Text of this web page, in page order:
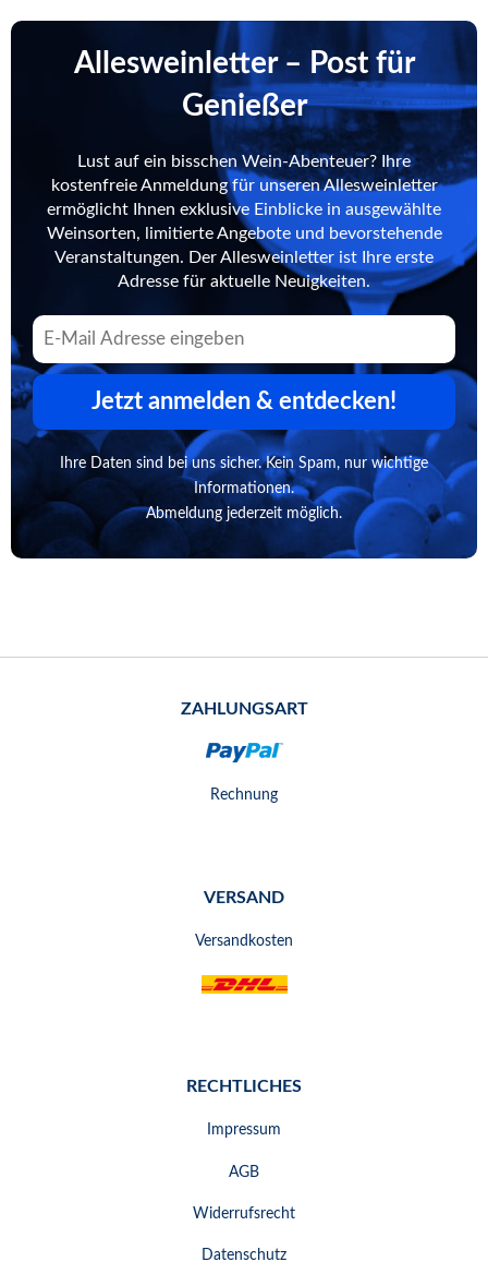
Allesweinletter – Post für
Genießer
Lust auf ein bisschen Wein-Abenteuer? Ihre
kostenfreie Anmeldung für unseren Allesweinletter
ermöglicht Ihnen exklusive Einblicke in ausgewählte
Weinsorten, limitierte Angebote und bevorstehende
Veranstaltungen. Der Allesweinletter ist Ihre erste
Adresse für aktuelle Neuigkeiten.
Jetzt anmelden & entdecken!
Ihre Daten sind bei uns sicher. Kein Spam, nur wichtige
Informationen.
Abmeldung jederzeit möglich.
ZAHLUNGSART
Rechnung
VERSAND
Versandkosten
RECHTLICHES
Impressum
AGB
Widerrufsrecht
Datenschutz